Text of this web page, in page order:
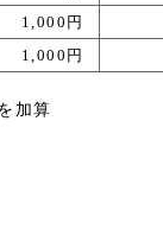
1,000円
1,000円
加算